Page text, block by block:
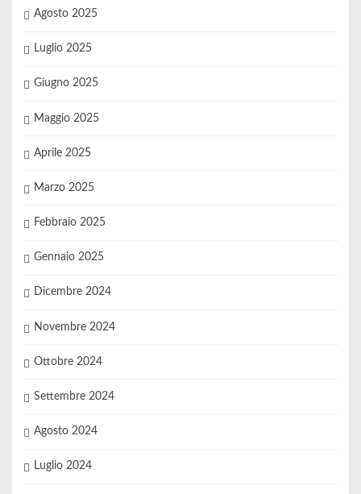
Agosto 2025
Luglio 2025
Giugno 2025
Maggio 2025
Aprile 2025
Marzo 2025
Febbraio 2025
Gennaio 2025
Dicembre 2024
Novembre 2024
Ottobre 2024
Settembre 2024
Agosto 2024
Luglio 2024